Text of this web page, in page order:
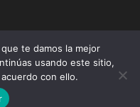
RED LANDS AND
te damos la mejor
usando este sitio,
con ello.